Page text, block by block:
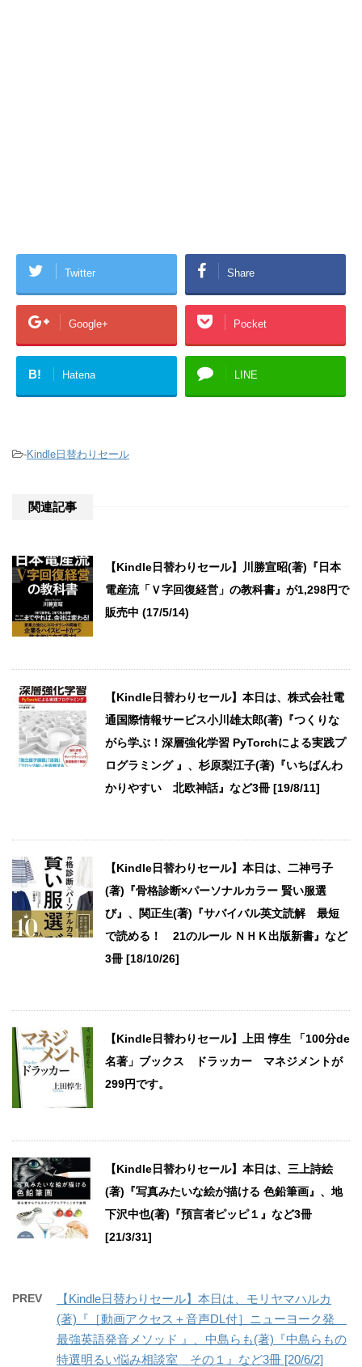
Twitter Share
Google+ Pocket
B! Hatena LINE
-Kindle日替わりセール
関連記事
【Kindle日替わりセール】川勝宣昭(著)『日本
電産流「Ｖ字回復経営」の教科書』が1,298円で
販売中 (17/5/14)
【Kindle日替わりセール】本日は、株式会社電
通国際情報サービス小川雄太郎(著)『つくりな
がら学ぶ！深層強化学習 PyTorchによる実践プ
ログラミング 』、杉原梨江子(著)『いちばんわ
かりやすい 北欧神話』など3冊 [19/8/11]
【Kindle日替わりセール】本日は、二神弓子
(著)『骨格診断×パーソナルカラー 賢い服選
び』、関正生(著)『サバイバル英文読解 最短
で読める！ 21のルール ＮＨＫ出版新書』など
3冊 [18/10/26]
【Kindle日替わりセール】上田 惇生 「100分de
名著」ブックス ドラッカー マネジメントが
299円です。
【Kindle日替わりセール】本日は、三上詩絵
(著)『写真みたいな絵が描ける 色鉛筆画』、地
下沢中也(著)『預言者ピッピ１』など3冊
[21/3/31]
PREV
【Kindle日替わりセール】本日は、モリヤマハルカ
(著)『［動画アクセス＋音声DL付］ニューヨーク発
最強英語発音メソッド 』、中島らも(著)『中島らもの
特選明るい悩み相談室 その１』など3冊 [20/6/2]